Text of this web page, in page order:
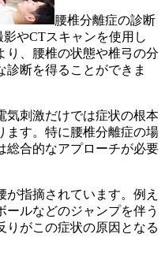
腰椎分離症の診断
やCTスキャンを使用し
り、腰椎の状態や椎弓の分
断を得ることができま
気刺激だけでは症状の根本
ます。特に腰椎分離症の場
総合的なアプローチが必要
指摘されています。例え
ールなどのジャンプを伴う
りがこの症状の原因となる